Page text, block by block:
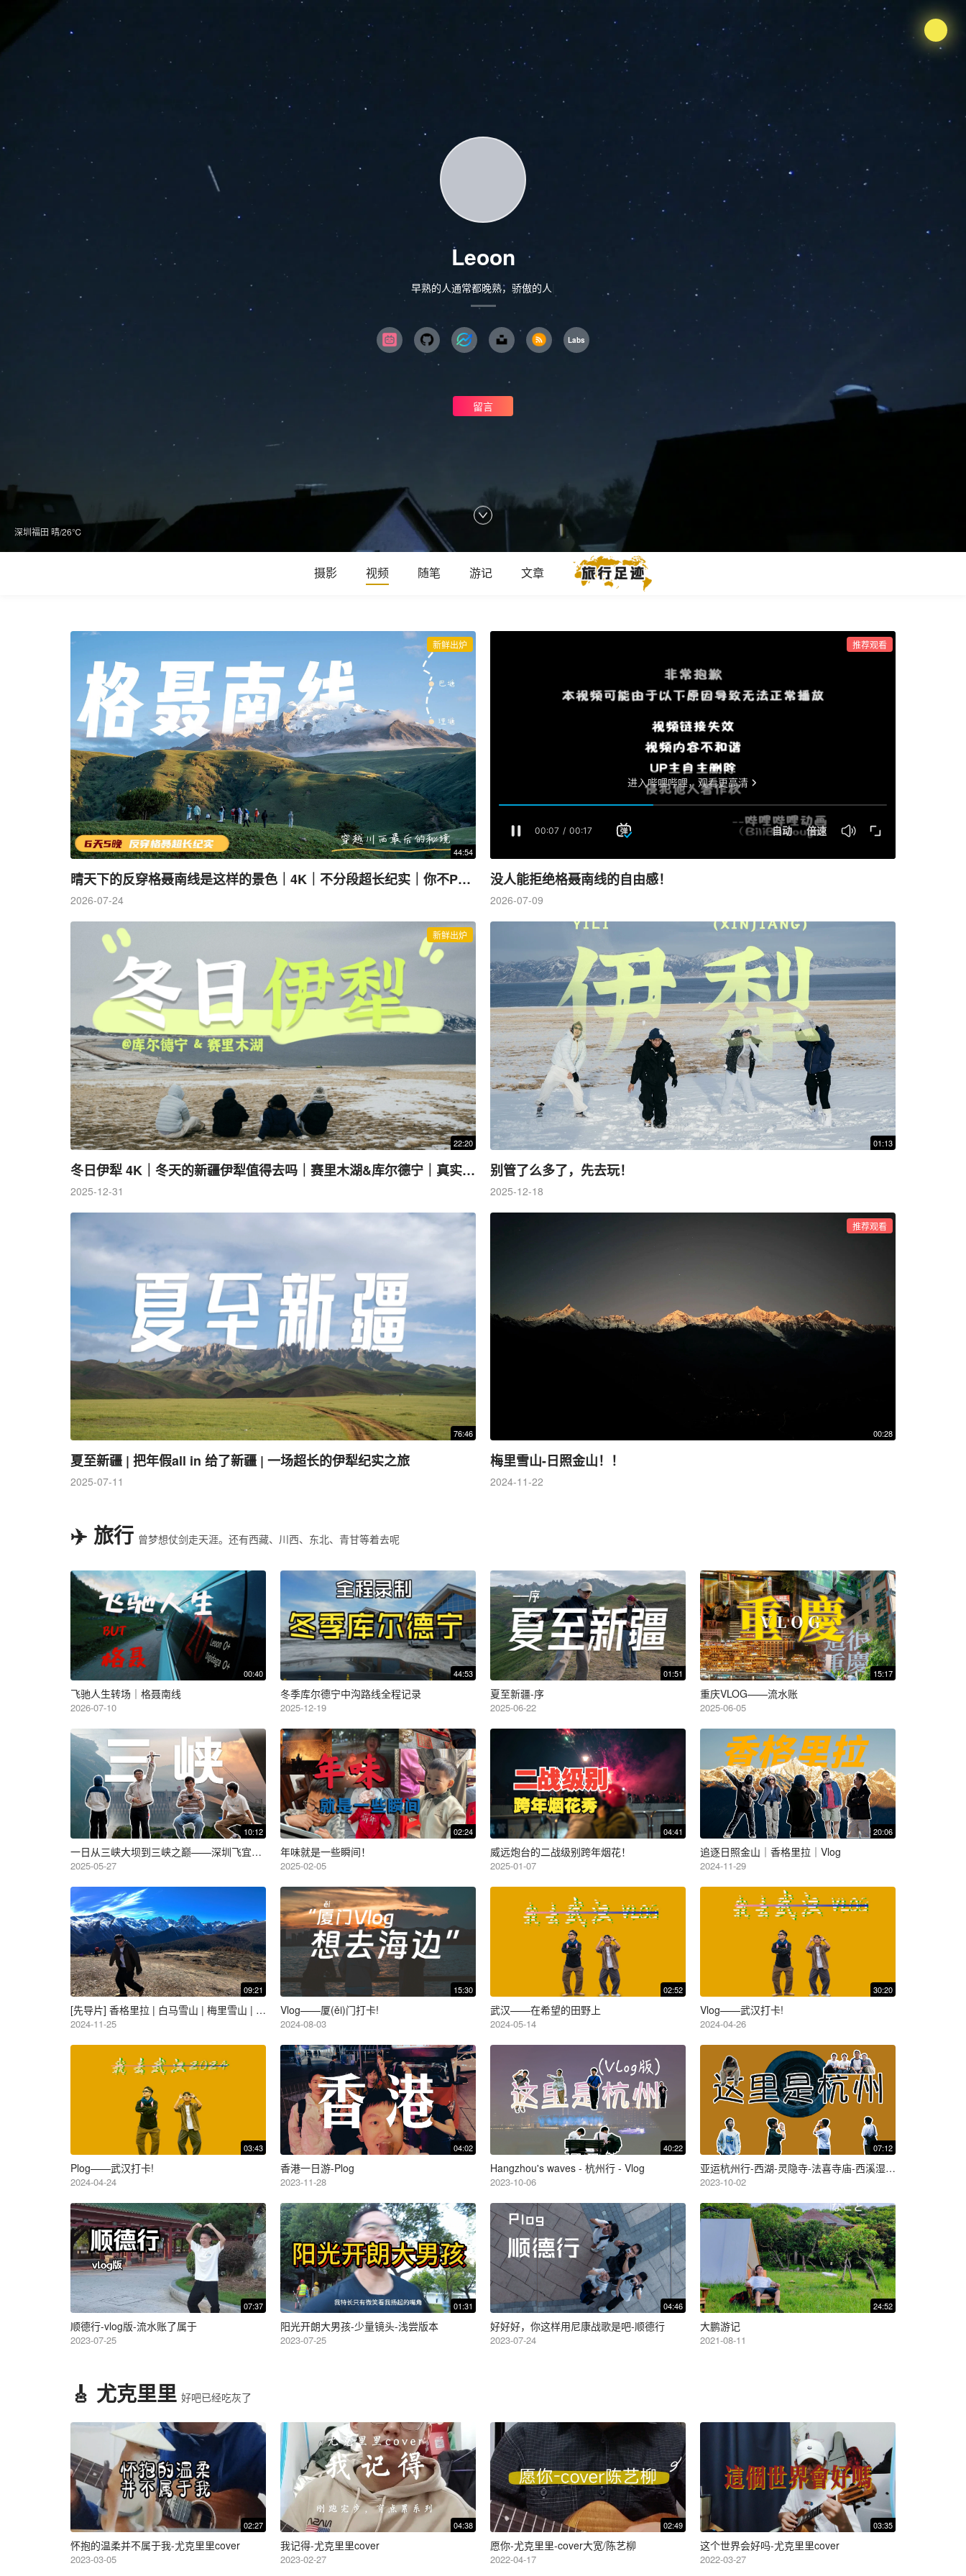
深圳福田 晴/26℃
Leoon
早熟的人通常都晚熟，骄傲的人又很急性
Labs
留言
摄影 视频 随笔 游记 文章
44:54
晴天下的反穿格聂南线是这样的景色｜4K｜不分段超长纪实｜你不P我不P到了景点不蒙X
2026-07-24
新鲜出炉
没人能拒绝格聂南线的自由感！
2026-07-09
推荐观看
22:20
冬日伊犁 4K｜冬天的新疆伊犁值得去吗｜赛里木湖&库尔德宁｜真实无滤镜｜深圳 4 天 3 夜飞新疆伊犁
2025-12-31
新鲜出炉
01:13
别管了么多了，先去玩！
2025-12-18
76:46
夏至新疆 | 把年假all in 给了新疆 | 一场超长的伊犁纪实之旅
2025-07-11
00:28
梅里雪山-日照金山！！
2024-11-22
推荐观看
✈️ 旅行 曾梦想仗剑走天涯。还有西藏、川西、东北、青甘等着去呢
00:40
飞驰人生转场｜格聂南线
2026-07-10
44:53
冬季库尔德宁中沟路线全程记录
2025-12-19
01:51
夏至新疆-序
2025-06-22
15:17
重庆VLOG——流水账
2025-06-05
10:12
一日从三峡大坝到三峡之巅——深圳飞宜昌——打工人的速通旅行
2025-05-27
02:24
年味就是一些瞬间！
2025-02-05
04:41
威远炮台的二战级别跨年烟花！
2025-01-07
20:06
追逐日照金山｜香格里拉｜Vlog
2024-11-29
09:21
[先导片] 香格里拉 | 白马雪山 | 梅里雪山 | 日照金山 | 自驾
2024-11-25
15:30
Vlog——厦(ěi)门打卡!
2024-08-03
02:52
武汉——在希望的田野上
2024-05-14
30:20
Vlog——武汉打卡!
2024-04-26
03:43
Plog——武汉打卡!
2024-04-24
04:02
香港一日游-Plog
2023-11-28
40:22
Hangzhou's waves - 杭州行 - Vlog
2023-10-06
07:12
亚运杭州行-西湖-灵隐寺-法喜寺庙-西溪湿地-三天三夜-PLOG
2023-10-02
07:37
顺德行-vlog版-流水账了属于
2023-07-25
01:31
阳光开朗大男孩-少量镜头-浅尝版本
2023-07-25
04:46
好好好，你这样用尼康战歌是吧-顺德行
2023-07-24
24:52
大鹏游记
2021-08-11
🎸 尤克里里 好吧已经吃灰了
02:27
怀抱的温柔并不属于我-尤克里里cover
2023-03-05
04:38
我记得-尤克里里cover
2023-02-27
02:49
愿你-尤克里里-cover大宽/陈艺柳
2022-04-17
03:35
这个世界会好吗-尤克里里cover
2022-03-27